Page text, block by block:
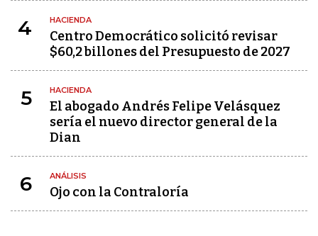
4 HACIENDA
Centro Democrático solicitó revisar
$60,2 billones del Presupuesto de 2027
5 HACIENDA
El abogado Andrés Felipe Velásquez
sería el nuevo director general de la
Dian
6 ANÁLISIS
Ojo con la Contraloría